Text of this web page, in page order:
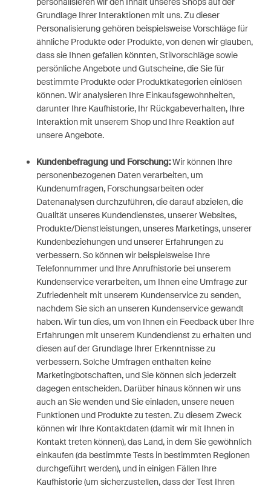
Grundlage Ihrer Interaktionen mit uns. Zu dieser
Personalisierung gehören beispielsweise Vorschläge für
ähnliche Produkte oder Produkte, von denen wir glauben,
dass sie Ihnen gefallen könnten, Stilvorschläge sowie
persönliche Angebote und Gutscheine, die Sie für
bestimmte Produkte oder Produktkategorien einlösen
können. Wir analysieren Ihre Einkaufsgewohnheiten,
darunter Ihre Kaufhistorie, Ihr Rückgabeverhalten, Ihre
Interaktion mit unserem Shop und Ihre Reaktion auf
unsere Angebote.
Kundenbefragung und Forschung:Wir können Ihre
personenbezogenen Daten verarbeiten, um
Kundenumfragen, Forschungsarbeiten oder
Datenanalysen durchzuführen, die darauf abzielen, die
Qualität unseres Kundendienstes, unserer Websites,
Produkte/Dienstleistungen, unseres Marketings, unserer
Kundenbeziehungen und unserer Erfahrungen zu
verbessern. So können wir beispielsweise Ihre
Telefonnummer und Ihre Anrufhistorie bei unserem
Kundenservice verarbeiten, um Ihnen eine Umfrage zur
Zufriedenheit mit unserem Kundenservice zu senden,
nachdem Sie sich an unseren Kundenservice gewandt
haben. Wir tun dies, um von Ihnen ein Feedback über Ihre
Erfahrungen mit unserem Kundendienst zu erhalten und
diesen auf der Grundlage Ihrer Erkenntnisse zu
verbessern. Solche Umfragen enthalten keine
Marketingbotschaften, und Sie können sich jederzeit
dagegen entscheiden. Darüber hinaus können wir uns
auch an Sie wenden und Sie einladen, unsere neuen
Funktionen und Produkte zu testen. Zu diesem Zweck
können wir Ihre Kontaktdaten (damit wir mit Ihnen in
Kontakt treten können), das Land, in dem Sie gewöhnlich
einkaufen (da bestimmte Tests in bestimmten Regionen
durchgeführt werden), und in einigen Fällen Ihre
Kaufhistorie (um sicherzustellen, dass der Test Ihren